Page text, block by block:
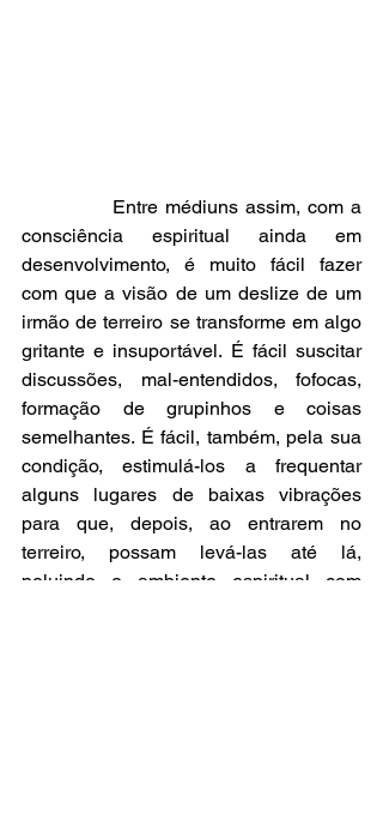
consciência espiritual ainda em
desenvolvimento, é muito fácil fazer
com que a visão de um deslize de um
irmão de terreiro se transforme em algo
gritante e insuportável. É fácil suscitar
discussões, mal-entendidos, fofocas,
formação de grupinhos e coisas
semelhantes. É fácil, também, pela sua
condição, estimulá-los a frequentar
alguns lugares de baixas vibrações
para que, depois, ao entrarem no
terreiro, possam levá-las até lá,
poluindo o ambiente espiritual com